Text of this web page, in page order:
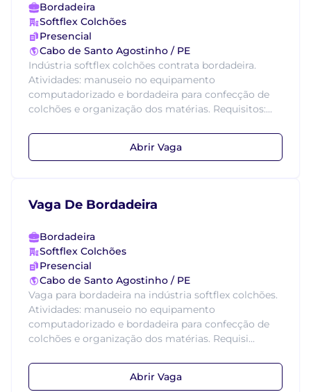
Bordadeira
Softflex Colchões
Presencial
Cabo de Santo Agostinho / PE
Indústria softflex colchões contrata bordadeira.
Atividades: manuseio no equipamento
computadorizado e bordadeira para confecção de
colchões e organização dos matérias. Requisitos:...
Abrir Vaga
Vaga De Bordadeira
Bordadeira
Softflex Colchões
Presencial
Cabo de Santo Agostinho / PE
Vaga para bordadeira na indústria softflex colchões.
Atividades: manuseio no equipamento
computadorizado e bordadeira para confecção de
colchões e organização dos matérias. Requisi...
Abrir Vaga